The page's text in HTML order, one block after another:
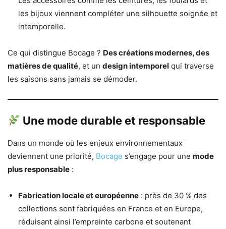
les bijoux viennent compléter une silhouette soignée et
intemporelle.
Ce qui distingue Bocage ? Des créations modernes, des
matières de qualité, et un design intemporel qui traverse
les saisons sans jamais se démoder.
Une mode durable et responsable
Dans un monde où les enjeux environnementaux
deviennent une priorité, Bocage s’engage pour une mode
plus responsable :
Fabrication locale et européenne : près de 30 % des
collections sont fabriquées en France et en Europe,
réduisant ainsi l’empreinte carbone et soutenant